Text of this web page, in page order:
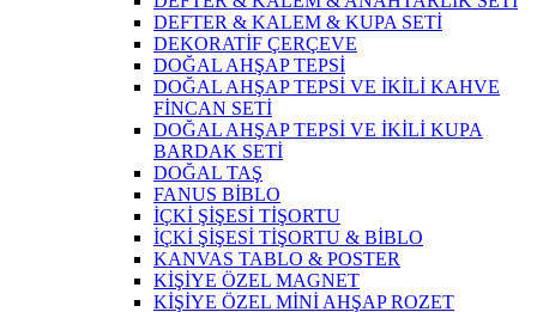
DEFTER & KALEM & KUPA SETİ
DEKORATİF ÇERÇEVE
DOĞAL AHŞAP TEPSİ
DOĞAL AHŞAP TEPSİ VE İKİLİ KAHVE
FİNCAN SETİ
DOĞAL AHŞAP TEPSİ VE İKİLİ KUPA
BARDAK SETİ
DOĞAL TAŞ
FANUS BİBLO
İÇKİ ŞİŞESİ TİŞORTU
İÇKİ ŞİŞESİ TİŞORTU & BİBLO
KANVAS TABLO & POSTER
KİŞİYE ÖZEL MAGNET
KİŞİYE ÖZEL MİNİ AHŞAP ROZET